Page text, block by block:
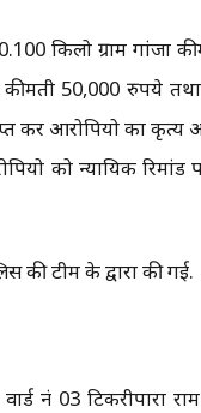
किलो ग्राम गांजा
कीमती 50,000 रुपये
आरोपियो का कृत्य
को न्यायिक
की टीम के द्वारा की गई.
नं 03 टिकरीपारा